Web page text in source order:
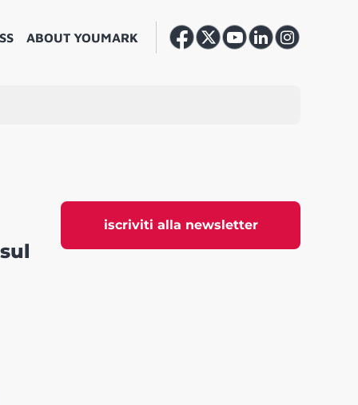
ABOUT YOUMARK
iscriviti alla newsletter